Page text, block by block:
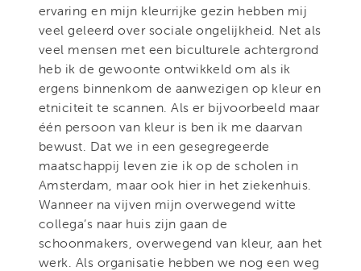
ervaring en mijn kleurrijke gezin hebben mij
veel geleerd over sociale ongelijkheid. Net als
veel mensen met een biculturele achtergrond
heb ik de gewoonte ontwikkeld om als ik
ergens binnenkom de aanwezigen op kleur en
etniciteit te scannen. Als er bijvoorbeeld maar
één persoon van kleur is ben ik me daarvan
bewust. Dat we in een gesegregeerde
maatschappij leven zie ik op de scholen in
Amsterdam, maar ook hier in het ziekenhuis.
Wanneer na vijven mijn overwegend witte
collega’s naar huis zijn gaan de
schoonmakers, overwegend van kleur, aan het
werk. Als organisatie hebben we nog een weg